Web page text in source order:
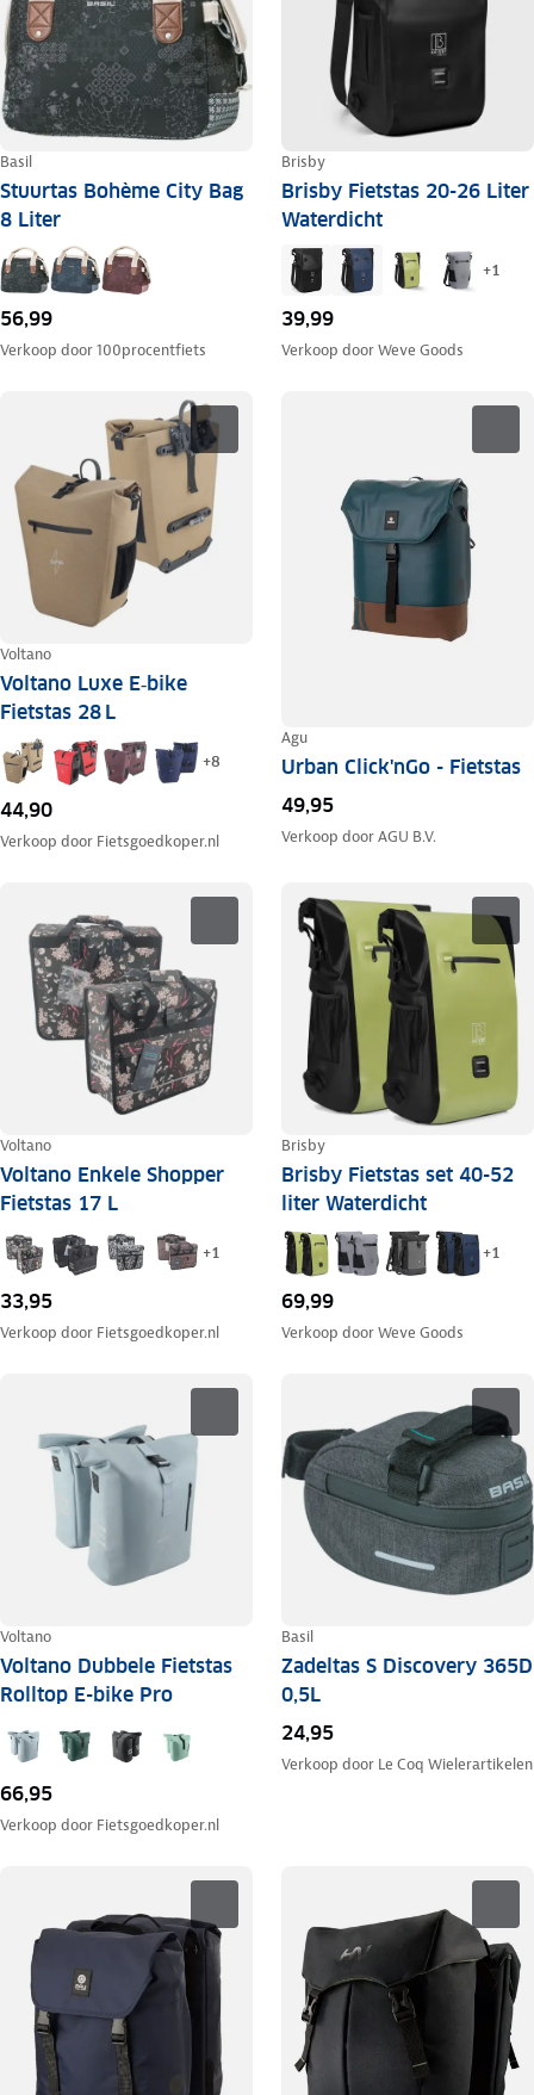
Basil
Stuurtas Bohème City Bag
8 Liter
56,99
Verkoop door100procentfiets
Brisby
Brisby Fietstas 20-26 Liter
Waterdicht
+1
39,99
Verkoop doorWeve Goods
Voltano
Voltano Luxe E‑bike
Fietstas 28 L
+8
44,90
Verkoop door Fietsgoedkoper.nl
Agu
Urban Click'nGo - Fietstas
49,95
Verkoop doorAGU B.V.
Voltano
Voltano Enkele Shopper
Fietstas 17 L
+1
33,95
Verkoop door Fietsgoedkoper.nl
Brisby
Brisby Fietstas set 40-52
liter Waterdicht
+1
69,99
Verkoop doorWeve Goods
Voltano
Voltano Dubbele Fietstas
Rolltop E-bike Pro
66,95
Verkoop door Fietsgoedkoper.nl
Basil
Zadeltas S Discovery 365D
0,5L
24,95
Verkoop door Le Coq Wielerartikelen